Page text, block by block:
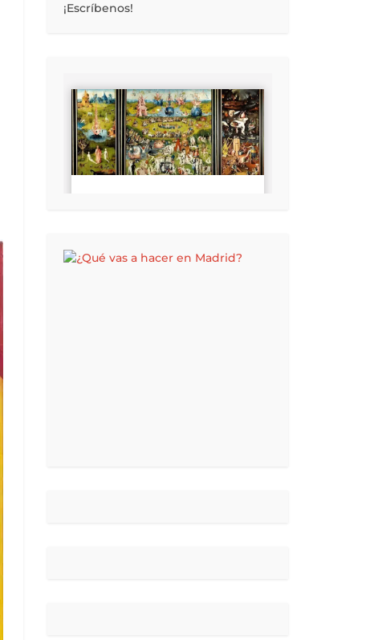
¡Escríbenos!